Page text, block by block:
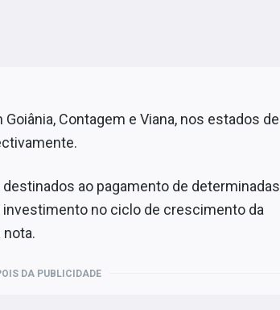
Contagem e Viana, nos estados de
ao pagamento de determinadas
no ciclo de crescimento da
nota.
DA PUBLICIDADE